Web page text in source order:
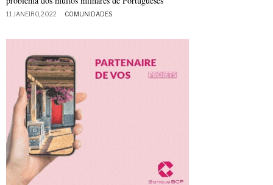
11 JANEIRO, 2022 COMUNIDADES